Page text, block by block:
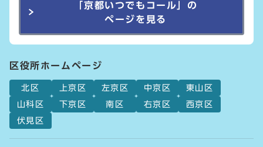
「京都いつでもコール」の
ページを見る
区役所ホームページ
北区 上京区 左京区 中京区
東山区
山科区
下京区 南区 右京区
西京区
伏見区